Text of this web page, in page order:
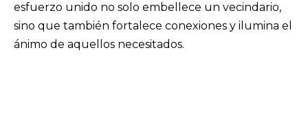
esfuerzo unido no solo embellece un vecindario,
sino que también fortalece conexiones y ilumina el
ánimo de aquellos necesitados.